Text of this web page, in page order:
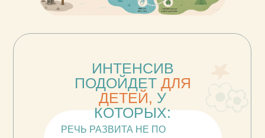
РЕЧЬ РАЗВИТА НЕ ПО
ИНТЕНСИВ
ПОДОЙДЕТДЛЯ
ДЕТЕЙ, У
КОТОРЫХ: